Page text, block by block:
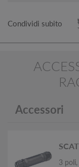
Condividi subito
Accessori
3 poli,